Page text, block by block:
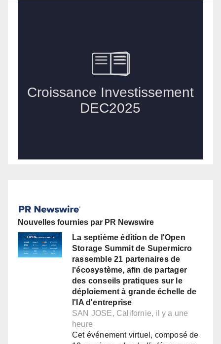
Nouvelles fournies par PR Newswire
La septième édition de l'Open
Storage Summit de Supermicro
rassemble 21 partenaires de
l'écosystème, afin de partager
des conseils pratiques sur le
déploiement à grande échelle de
l'IA d'entreprise
SAN JOSE, Californie, il y a une
heure
Cet événement virtuel, composé de